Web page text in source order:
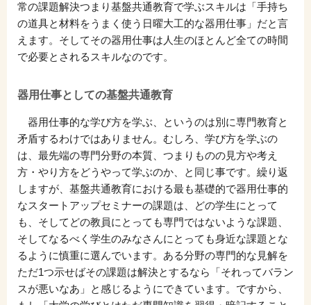
常の課題解決つまり基盤共通教育で学ぶスキルは「手持ち
の道具と材料をうまく使う日曜大工的な器用仕事」だと言
えます。そしてその器用仕事は人生のほとんど全ての時間
で必要とされるスキルなのです。
器用仕事としての基盤共通教育
器用仕事的な学び方を学ぶ、というのは別に専門教育と
矛盾するわけではありません。むしろ、学び方を学ぶの
は、最先端の専門分野の本質、つまりものの見方や考え
方・やり方をどうやって学ぶのか、と同じ事です。繰り返
しますが、基盤共通教育における最も基礎的で器用仕事的
なスタートアップセミナーの課題は、どの学生にとって
も、そしてどの教員にとっても専門ではないような課題、
そしてなるべく学生のみなさんにとっても身近な課題とな
るように慎重に選んでいます。ある分野の専門的な見解を
ただ1つ示せばその課題は解決とするなら「それってバラン
スが悪いなあ」と感じるようにできています。ですから、